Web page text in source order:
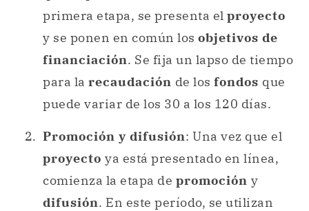
primera etapa, se presenta el proyecto
y se ponen en común los objetivos de
financiación. Se fija un lapso de tiempo
para la recaudación de los fondos que
puede variar de los 30 a los 120 días.
Promoción y difusión: Una vez que el
proyecto ya está presentado en línea,
comienza la etapa de promoción y
difusión. En este período, se utilizan